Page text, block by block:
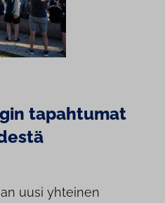
tapahtumat
uusi yhteinen